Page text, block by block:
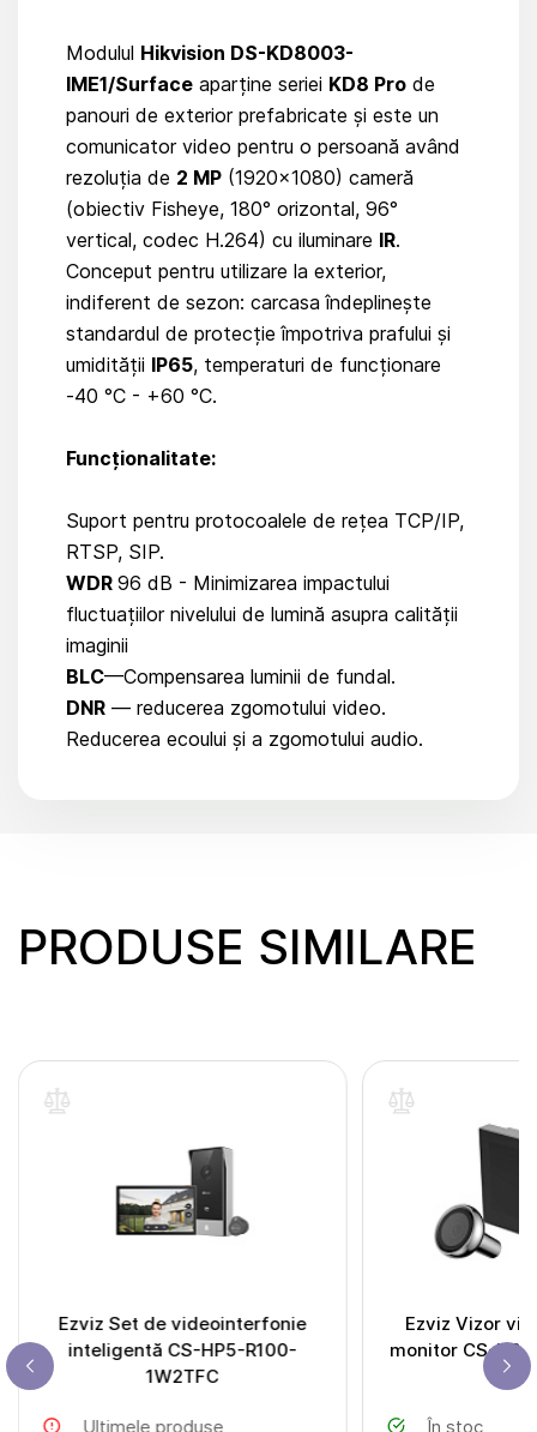
Modulul Hikvision DS-KD8003-
IME1/Surface aparține seriei KD8 Pro de
panouri de exterior prefabricate și este un
comunicator video pentru o persoană având
rezoluția de 2 MP (1920×1080) cameră
(obiectiv Fisheye, 180° orizontal, 96°
vertical, codec H.264) cu iluminare IR.
Conceput pentru utilizare la exterior,
indiferent de sezon: carcasa îndeplinește
standardul de protecție împotriva prafului și
umidității IP65, temperaturi de funcționare
-40 °C - +60 °C.
Funcționalitate:
Suport pentru protocoalele de rețea TCP/IP,
RTSP, SIP.
WDR 96 dB - Minimizarea impactului
fluctuațiilor nivelului de lumină asupra calității
imaginii
BLC—Compensarea luminii de fundal.
DNR — reducerea zgomotului video.
Reducerea ecoului și a zgomotului audio.
PRODUSE SIMILARE
Ezviz Set de videointerfonie
inteligentă CS-HP5-R100-
1W2TFC
Ultimele produse
Ezviz Vizor
monitor CS-
În stoc